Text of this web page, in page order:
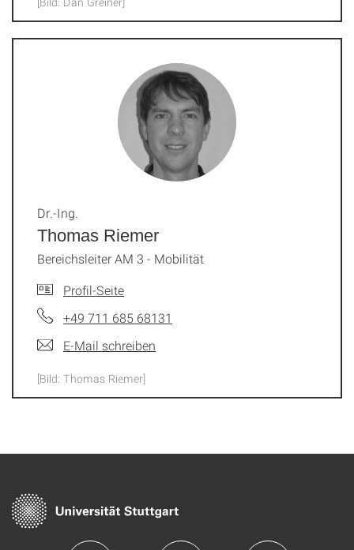
Thomas Riemer
Dr.-Ing.
Bereichsleiter AM 3 - Mobilität
Profil-Seite
+49 711 685 68131
E-Mail schreiben
[Bild: Thomas Riemer]